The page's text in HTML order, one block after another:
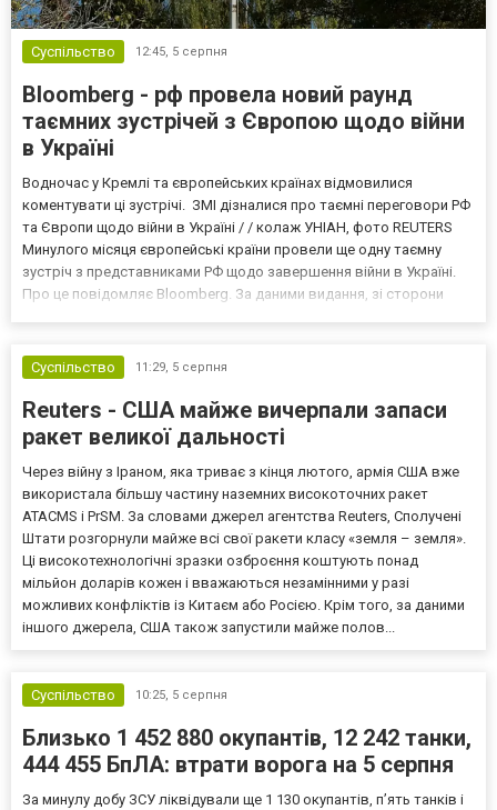
Суспільство 12:45, 5 серпня
Bloomberg - рф провела новий раунд
таємних зустрічей з Європою щодо війни
в Україні
Водночас у Кремлі та європейських країнах відмовилися
коментувати ці зустрічі. ЗМІ дізналися про таємні переговори РФ
та Європи щодо війни в Україні / / колаж УНІАН, фото REUTERS
Минулого місяця європейські країни провели ще одну таємну
зустріч з представниками РФ щодо завершення війни в Україні.
Про це повідомляє Bloomberg. За даними видання, зі сторони
Суспільство
11:29, 5 серпня
Reuters - США майже вичерпали запаси
ракет великої дальності
Через війну з Іраном, яка триває з кінця лютого, армія США вже
використала більшу частину наземних високоточних ракет
ATACMS і PrSM. За словами джерел агентства Reuters, Сполучені
Штати розгорнули майже всі свої ракети класу «земля – земля».
Ці високотехнологічні зразки озброєння коштують понад
мільйон доларів кожен і вважаються незамінними у разі
можливих конфліктів із Китаєм або Росією. Крім того, за даними
іншого джерела, США також запустили майже полов...
Суспільство 10:25, 5 серпня
Близько 1 452 880 окупантів, 12 242 танки,
444 455 БпЛА: втрати ворога на 5 серпня
За минулу добу ЗСУ ліквідували ще 1 130 окупантів, пʼять танків і